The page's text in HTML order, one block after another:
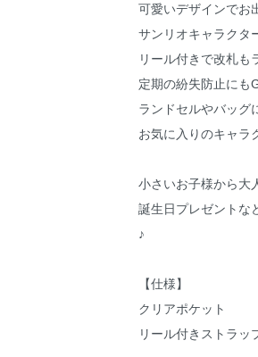
可愛いデザインでお
サンリオキャラクタ
リール付きで改札も
定期の紛失防止にも
ランドセルやバッグ
お気に入りのキャラ
小さいお子様から大
誕生日プレゼントな
♪
【仕様】
クリアポケット
リール付きストラッ